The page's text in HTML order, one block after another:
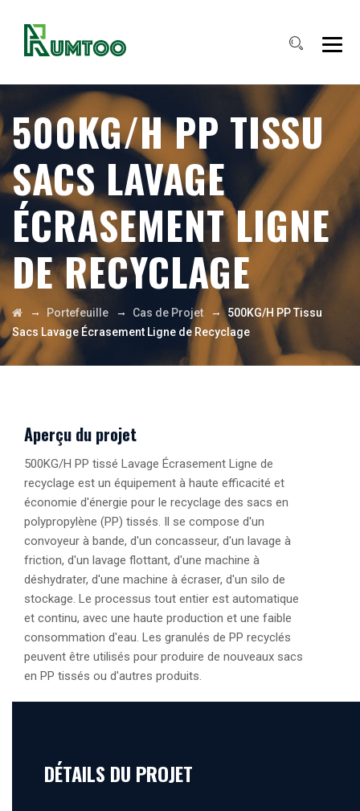
500KG/H PP TISSU
SACS LAVAGE
ÉCRASEMENT LIGNE
DE RECYCLAGE
→ Portefeuille → Cas de Projet →500KG/H PP Tissu
Sacs Lavage Écrasement Ligne de Recyclage
Aperçu du projet
500KG/H PP tissé Lavage Écrasement Ligne de
recyclage est un équipement à haute efficacité et
économie d'énergie pour le recyclage des sacs en
polypropylène (PP) tissés. Il se compose d'un
convoyeur à bande, d'un concasseur, d'un lavage à
friction, d'un lavage flottant, d'une machine à
déshydrater, d'une machine à écraser, d'un silo de
stockage. Le processus tout entier est automatique
et continu, avec une haute production et une faible
consommation d'eau. Les granulés de PP recyclés
peuvent être utilisés pour produire de nouveaux sacs
en PP tissés ou d'autres produits.
DÉTAILS DU PROJET